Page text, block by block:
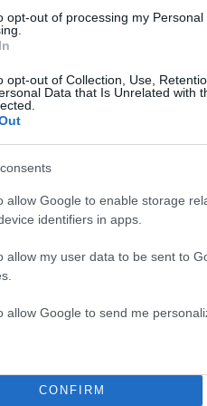
opt-out of processing my Personal
opt-out of Collection, Use,
Data that Is Unrelated with
allow Google to enable storage
identifiers in apps.
allow my user data to be sent to
allow Google to send me
CONFIRM
Σχολίασε
Υποβολή σχολίου